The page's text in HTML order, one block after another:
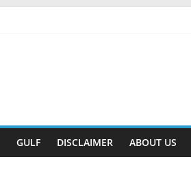
GULF DISCLAIMER ABOUT US